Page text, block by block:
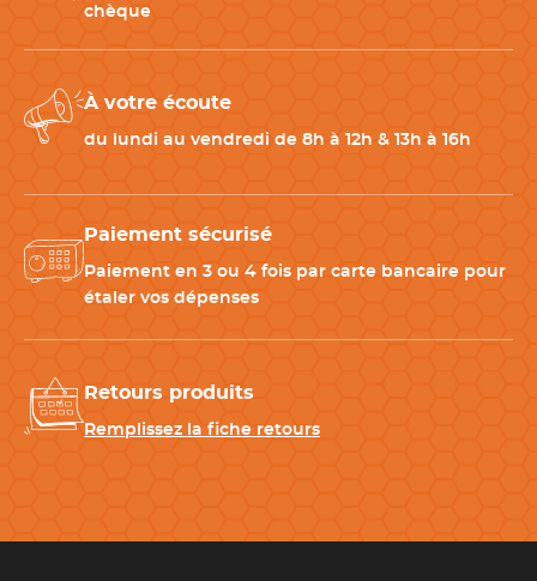
– Séchage naturel recommandé
– Éviter les produits blanchissants
– Veste de service Amande noire Robur femme
- Gilet de service Hanoi noir Robur femme
choisir la bonne taille
chèque
À votre écoute
du lundi au vendredi de 8h à 12h & 13h à 16h
Paiement sécurisé
Paiement en 3 ou 4 fois par carte bancaire pour
étaler vos dépenses
Retours produits
Remplissez la fiche retours